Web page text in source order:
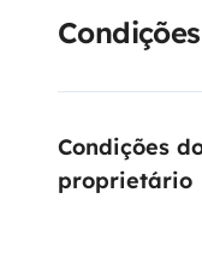
Condições
proprietário